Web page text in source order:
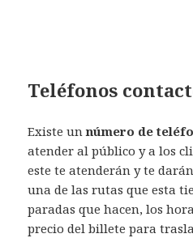
Teléfonos
Existe unnúmero de
atender al público y a los
este te atenderán y te
una de las rutas que esta
paradas que hacen, los
precio del billete para